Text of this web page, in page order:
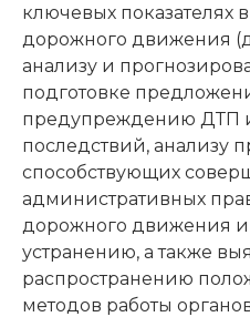
ключевых показателях
дорожного движения
анализу и
подготовке
предупреждению ДТП
последствий, анализу
способствующих
административных
дорожного движения
устранению, а также
распространению
методов работы